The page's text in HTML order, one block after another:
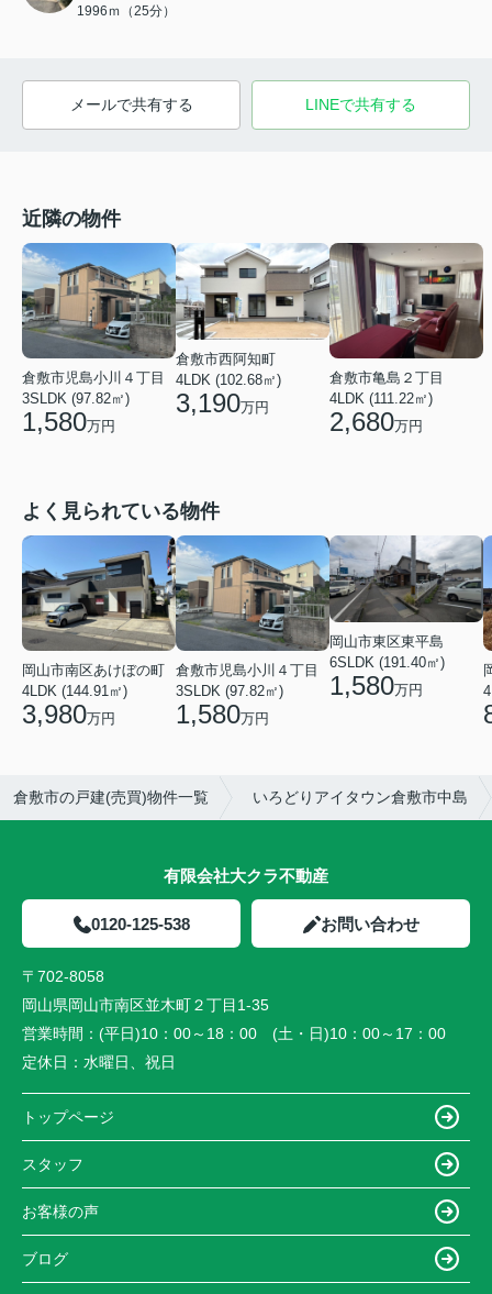
1996ｍ（25分）
メールで共有する LINEで共有する
近隣の物件
倉敷市児島小川４丁目
3SLDK (97.82㎡)
1,580万円
倉敷市西阿知町
4LDK (102.68㎡)
3,190万円
倉敷市亀島２丁目
4LDK (111.22㎡)
2,680万円
よく見られている物件
岡山市南区あけぼの町
4LDK (144.91㎡)
3,980万円
倉敷市児島小川４丁目
3SLDK (97.82㎡)
1,580万円
岡山市東区東平島
6SLDK (191.40㎡)
1,580万円
倉敷市の戸建(売買)物件一覧 いろどりアイタウン倉敷市中島
有限会社大クラ不動産
0120-125-538 お問い合わせ
〒702-8058
岡山県岡山市南区並木町２丁目1-35
営業時間： (平日)10：00～18：00 (土・日)10：00～17：00
定休日： 水曜日、祝日
トップページ
スタッフ
お客様の声
ブログ